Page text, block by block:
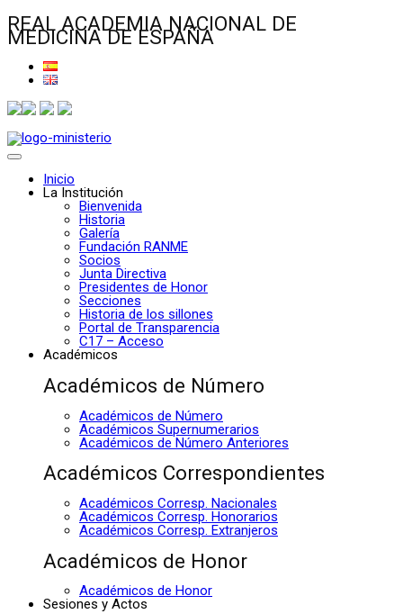
REAL ACADEMIA NACIONAL DE
MEDICINA DE ESPAÑA
Inicio
La Institución
Bienvenida
Historia
Galería
Fundación RANME
Socios
Junta Directiva
Presidentes de Honor
Secciones
Historia de los sillones
Portal de Transparencia
C17 – Acceso
Académicos
Académicos de Número
Académicos de Número
Académicos Supernumerarios
Académicos de Número Anteriores
Académicos Correspondientes
Académicos Corresp. Nacionales
Académicos Corresp. Honorarios
Académicos Corresp. Extranjeros
Académicos de Honor
Académicos de Honor
Sesiones y Actos